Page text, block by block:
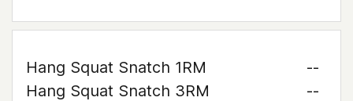
Hang Squat Snatch 1RM
--
Hang Squat Snatch 3RM
--